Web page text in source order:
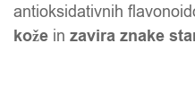
antioksidativnih
kože in zavira znake